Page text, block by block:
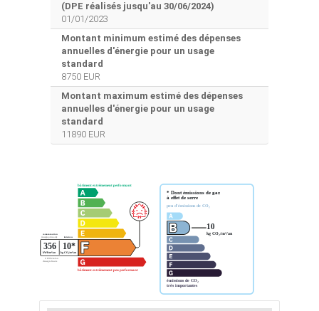
(DPE réalisés jusqu'au 30/06/2024)
01/01/2023
Montant minimum estimé des dépenses
annuelles d'énergie pour un usage
standard
8750 EUR
Montant maximum estimé des dépenses
annuelles d'énergie pour un usage
standard
11890 EUR